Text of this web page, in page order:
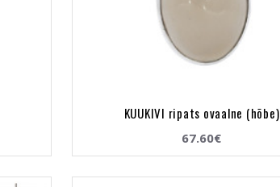
KUUKIVI ripats ovaalne (hõbe)
67.60€